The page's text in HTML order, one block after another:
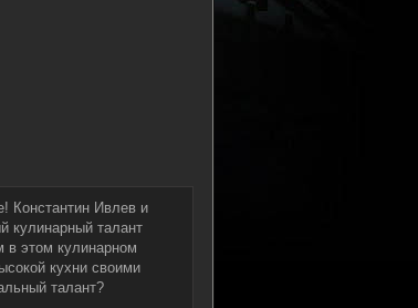
Константин Ивлев и
кулинарный талант
в этом кулинарном
кухни своими
талант?